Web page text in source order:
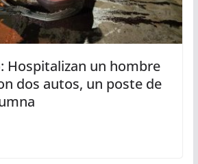
Hospitalizan un hombre
dos autos, un poste de